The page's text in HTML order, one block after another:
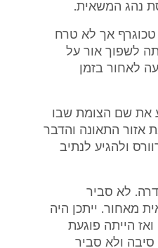
נהג המשאית.
טכוגרף אך לא טרח
לשפוך אור על
לאחור בזמן
את שם הצומת שבו
אזור התאונה והדבר
ולהגיע לנתיב
לא סביר
מאחור. ייתכן היה
הייתה פוגעת
ולא סביר